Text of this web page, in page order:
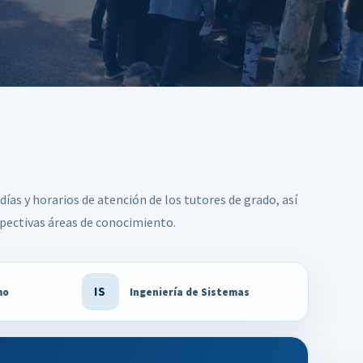
General
Desarrollo Humano
Actividades
y horarios de atención de los tutores de grado, así
áreas de conocimiento.
IS Ingeniería de Sistemas